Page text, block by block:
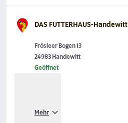
DAS FUTTERHAUS-Handewitt
Frösleer Bogen 13
24983 Handewitt
Geöffnet
Mehr